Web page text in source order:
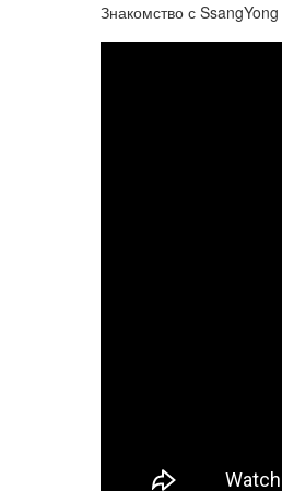
Знакомство с